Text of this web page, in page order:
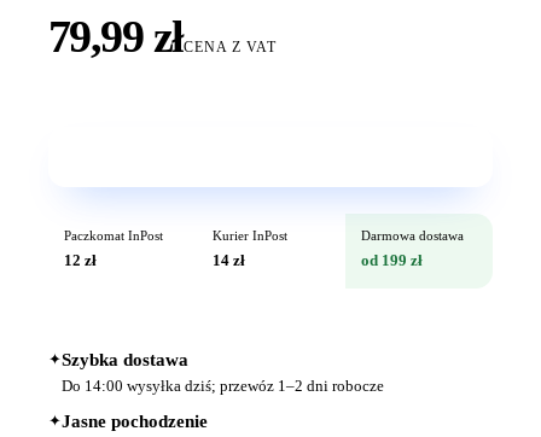
79,99 złCENA Z VAT
Paczkomat InPost
12 zł
Kurier InPost
14 zł
Darmowa dostawa
od 199 zł
✦Szybka dostawa
Do 14:00 wysyłka dziś; przewóz 1–2 dni robocze
✦Jasne pochodzenie